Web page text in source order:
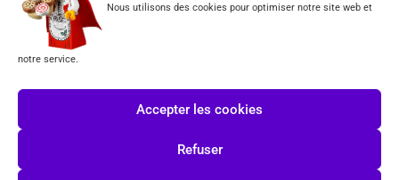
Nous utilisons des cookies pour optimiser notre site web et
notre service.
Accepter les cookies
Refuser
Tous les produits vendus sur ce site sont fabriqués par LEGO exclusivement. LEGO® est une
marque déposée par The LEGO Group. Les propriétaires des marques respectives citées sur le site
en restent les propriétaires. Tous droits réservés.